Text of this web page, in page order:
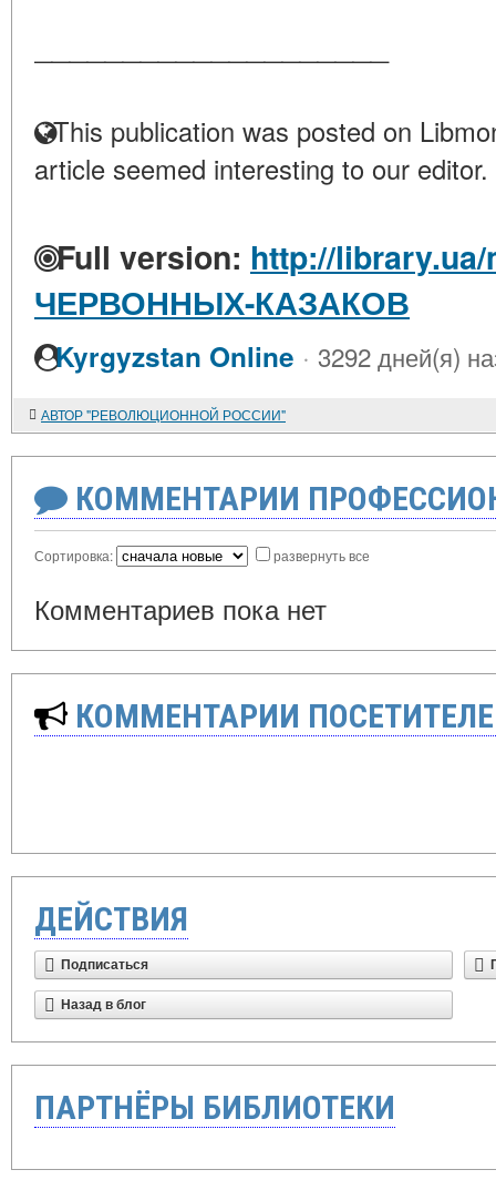
This publication was posted on
article seemed interesting to our editor.
Full version: http://
ЧЕРВОННЫХ-КАЗАКОВ
Kyrgyzstan Online · 3292 дней(я)
АВТОР "РЕВОЛЮЦИОННОЙ РОССИИ"
КОММЕНТАРИИ
Сортировка: развернуть все
Комментариев пока нет
КОММЕНТАРИИ
ДЕЙСТВИЯ
Подписаться
Назад в блог
ПАРТНЁРЫ БИБЛИОТЕКИ